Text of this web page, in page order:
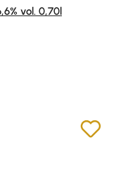
5 Sternen
vol. 0,70l